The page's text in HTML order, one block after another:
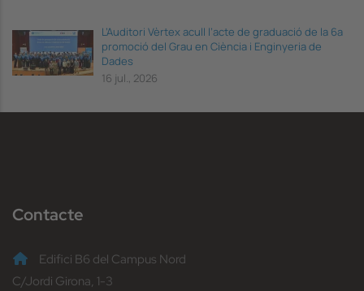
L’Auditori Vèrtex acull l’acte de graduació de la 6a
promoció del Grau en Ciència i Enginyeria de
Dades
16 jul., 2026
Contacte
Edifici B6 del Campus Nord
C/Jordi Girona, 1-3